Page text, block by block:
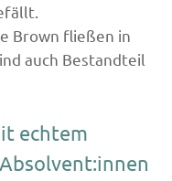
Brown fließen in
auch Bestandteil
echtem